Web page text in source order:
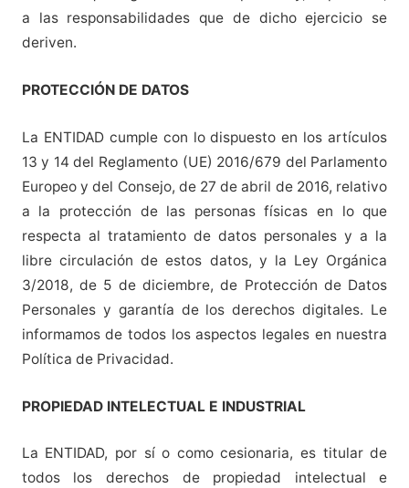
a las responsabilidades que de dicho ejercicio se
deriven.
PROTECCIÓN DE DATOS
La ENTIDAD cumple con lo dispuesto en los artículos
13 y 14 del Reglamento (UE) 2016/679 del Parlamento
Europeo y del Consejo, de 27 de abril de 2016, relativo
a la protección de las personas físicas en lo que
respecta al tratamiento de datos personales y a la
libre circulación de estos datos, y la Ley Orgánica
3/2018, de 5 de diciembre, de Protección de Datos
Personales y garantía de los derechos digitales. Le
informamos de todos los aspectos legales en nuestra
Política de Privacidad.
PROPIEDAD INTELECTUAL E INDUSTRIAL
La ENTIDAD, por sí o como cesionaria, es titular de
todos los derechos de propiedad intelectual e